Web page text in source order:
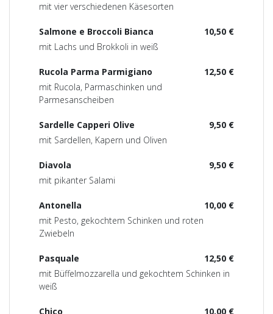
mit vier verschiedenen Käsesorten
10,50 €
Salmone e Broccoli Bianca
mit Lachs und Brokkoli in weiß
12,50 €
Rucola Parma Parmigiano
mit Rucola, Parmaschinken und
Parmesanscheiben
9,50 €
Sardelle Capperi Olive
mit Sardellen, Kapern und Oliven
9,50 €
Diavola
mit pikanter Salami
10,00 €
Antonella
mit Pesto, gekochtem Schinken und roten
Zwiebeln
12,50 €
Pasquale
mit Büffelmozzarella und gekochtem Schinken in
weiß
10,00 €
Chico